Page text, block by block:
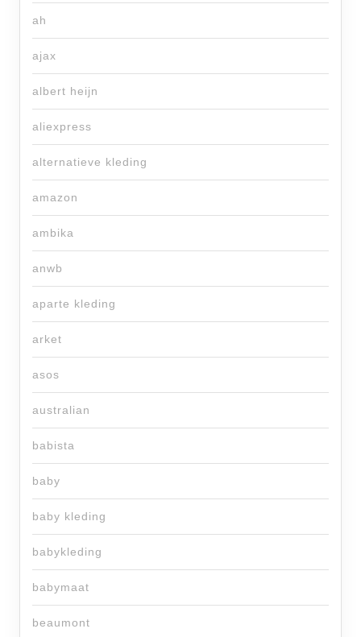
ah
ajax
albert heijn
aliexpress
alternatieve kleding
amazon
ambika
anwb
aparte kleding
arket
asos
australian
babista
baby
baby kleding
babykleding
babymaat
beaumont